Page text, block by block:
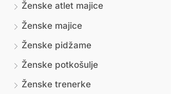
Ženske atlet majice
Ženske majice
Ženske pidžame
Ženske potkošulje
Ženske trenerke